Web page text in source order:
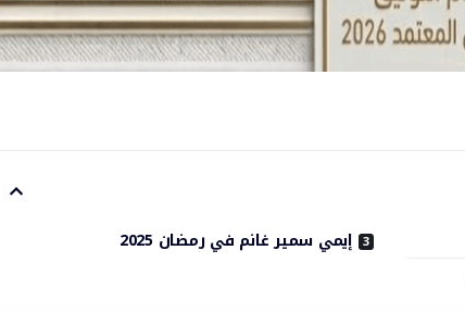
إيمي سمير غانم في رمضان 2025